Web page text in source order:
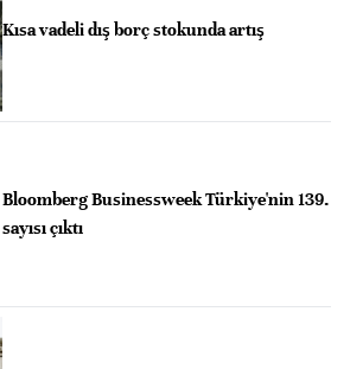
Kısa vadeli dış borç stokunda artış
Bloomberg Businessweek Türkiye'nin 139.
sayısı çıktı